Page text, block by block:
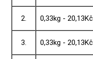
2. 0,33kg - 20,13Kč
3. 0,33kg - 20,13Kč